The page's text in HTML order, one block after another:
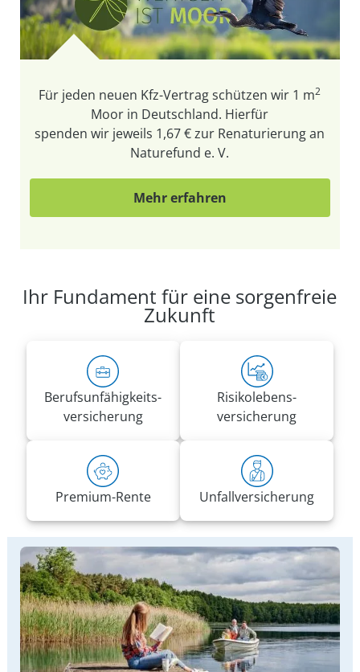
Für jeden neuen Kfz-Vertrag schützen wir 1 m2
Moor in Deutschland. Hierfür
spenden wir jeweils 1,67 € zur Renaturierung an
Naturefund e. V.
Mehr erfahren
Ihr Fundament für eine sorgenfreie
Zukunft
Berufs­unfähigkeits­
versicherung
Risiko­lebens­
versicherung
Premium-Rente Unfall­versicherung